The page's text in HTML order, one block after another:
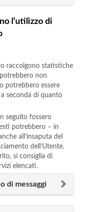
l’utilizzo di
raccolgono statistiche
non
potrebbero essere
seconda di quanto
seguito fossero
potrebbero – in
all’insaputa del
dell’Utente.
si consiglia di
elencati.
di messaggi